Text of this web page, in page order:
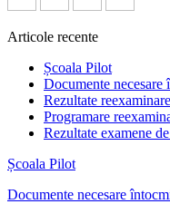
Articole recente
Școala Pilot
Documente
Rezultate
Programare
Rezultate examene
Școala Pilot
Documente necesare